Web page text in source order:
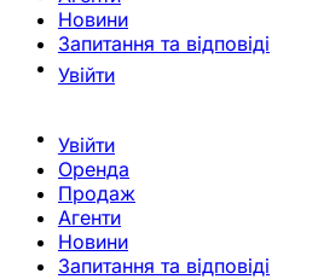
Новини
Запитання та відповіді
Увійти
Увійти
Оренда
Продаж
Агенти
Новини
Запитання та відповіді